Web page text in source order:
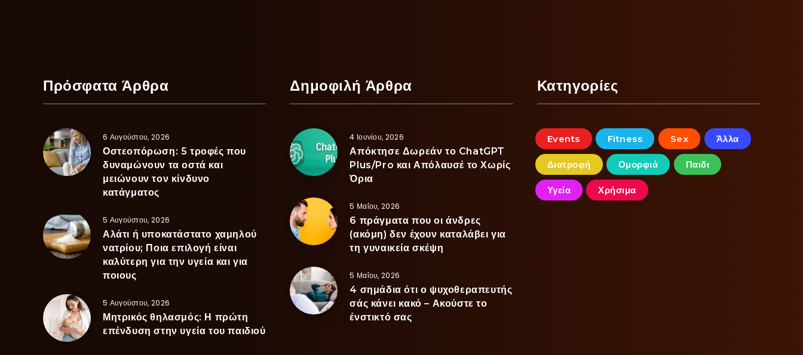
Πρόσφατα Άρθρα
6 Αυγούστου, 2026
Οστεοπόρωση: 5 τροφές που
δυναμώνουν τα οστά και
μειώνουν τον κίνδυνο
κατάγματος
5 Αυγούστου, 2026
Αλάτι ή υποκατάστατο χαμηλού
νατρίου; Ποια επιλογή είναι
καλύτερη για την υγεία και για
ποιους
5 Αυγούστου, 2026
Μητρικός θηλασμός: Η πρώτη
επένδυση στην υγεία του παιδιού
Δημοφιλή Άρθρα
4 Ιουνίου, 2026
Απόκτησε Δωρεάν το ChatGPT
Plus/Pro και Απόλαυσέ το Χωρίς
Όρια
5 Μαΐου, 2026
6 πράγματα που οι άνδρες
(ακόμη) δεν έχουν καταλάβει για
τη γυναικεία σκέψη
5 Μαΐου, 2026
4 σημάδια ότι ο ψυχοθεραπευτής
σάς κάνει κακό – Ακούστε το
ένστικτό σας
Κατηγορίες
Events Fitness Sex Άλλα
Διατροφή Ομορφιά Παιδι
Υγεία Χρήσιμα